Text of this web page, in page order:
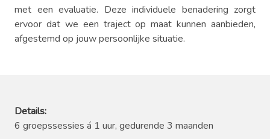
met een evaluatie. Deze individuele benadering zorgt
ervoor dat we een traject op maat kunnen aanbieden,
afgestemd op jouw persoonlijke situatie.
Details:
6 groepssessies á 1 uur, gedurende 3 maanden